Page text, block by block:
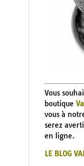
Vous
boutique
vous à
serez
en ligne.
LE BLOG